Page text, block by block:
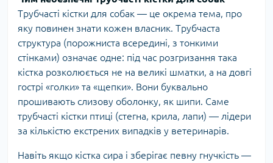
Трубчасті кістки для собак — це окрема тема, про
яку повинен знати кожен власник. Трубчаста
структура (порожниста всередині, з тонкими
стінками) означає одне: під час розгризання така
кістка розколюється не на великі шматки, а на довгі
гострі «голки» та «щепки». Вони буквально
прошивають слизову оболонку, як шипи. Саме
трубчасті кістки птиці (стегна, крила, лапи) — лідери
за кількістю екстрених випадків у ветеринарів.
Навіть якщо кістка сира і зберігає певну гнучкість —